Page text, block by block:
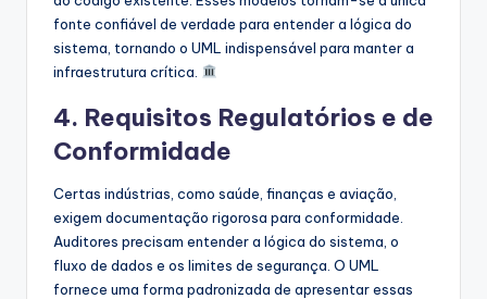
fonte confiável de verdade para entender a lógica do
sistema, tornando o UML indispensável para manter a
infraestrutura crítica.
4. Requisitos Regulatórios e de
Conformidade
Certas indústrias, como saúde, finanças e aviação,
exigem documentação rigorosa para conformidade.
Auditores precisam entender a lógica do sistema, o
fluxo de dados e os limites de segurança. O UML
fornece uma forma padronizada de apresentar essas